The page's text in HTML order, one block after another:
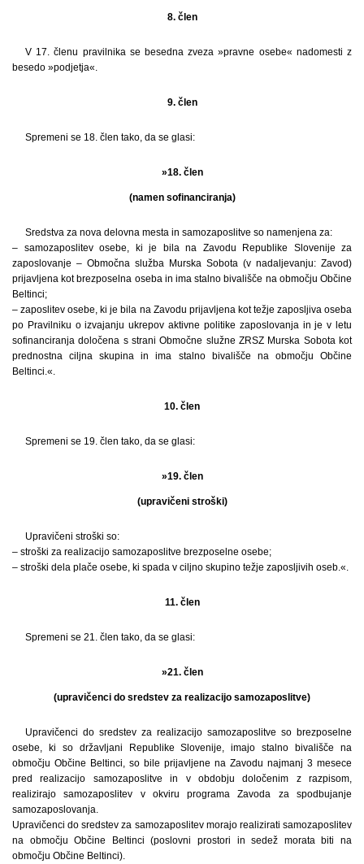
8. člen
V 17. členu pravilnika se besedna zveza »pravne osebe« nadomesti z
besedo »podjetja«.
9. člen
Spremeni se 18. člen tako, da se glasi:
»18. člen
(namen sofinanciranja)
Sredstva za nova delovna mesta in samozaposlitve so namenjena za:
– samozaposlitev osebe, ki je bila na Zavodu Republike Slovenije za
zaposlovanje – Območna služba Murska Sobota (v nadaljevanju: Zavod)
prijavljena kot brezposelna oseba in ima stalno bivališče na območju Občine
Beltinci;
– zaposlitev osebe, ki je bila na Zavodu prijavljena kot težje zaposljiva oseba
po Pravilniku o izvajanju ukrepov aktivne politike zaposlovanja in je v letu
sofinanciranja določena s strani Območne služne ZRSZ Murska Sobota kot
prednostna ciljna skupina in ima stalno bivališče na območju Občine
Beltinci.«.
10. člen
Spremeni se 19. člen tako, da se glasi:
»19. člen
(upravičeni stroški)
Upravičeni stroški so:
– stroški za realizacijo samozaposlitve brezposelne osebe;
– stroški dela plače osebe, ki spada v ciljno skupino težje zaposljivih oseb.«.
11. člen
Spremeni se 21. člen tako, da se glasi:
»21. člen
(upravičenci do sredstev za realizacijo samozaposlitve)
Upravičenci do sredstev za realizacijo samozaposlitve so brezposelne
osebe, ki so državljani Republike Slovenije, imajo stalno bivališče na
območju Občine Beltinci, so bile prijavljene na Zavodu najmanj 3 mesece
pred realizacijo samozaposlitve in v obdobju določenim z razpisom,
realizirajo samozaposlitev v okviru programa Zavoda za spodbujanje
samozaposlovanja.
Upravičenci do sredstev za samozaposlitev morajo realizirati samozaposlitev
na območju Občine Beltinci (poslovni prostori in sedež morata biti na
območju Občine Beltinci).